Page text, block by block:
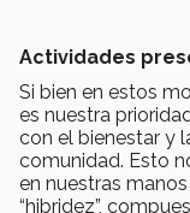
Actividades
Si bien en estos
es nuestra
con el bienestar y
comunidad. Esto
en nuestras
“hibridez”,